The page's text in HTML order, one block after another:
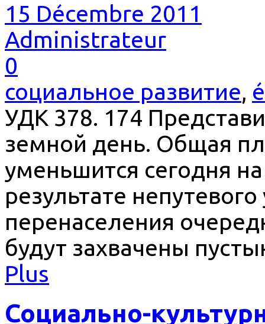
15 Décembre 2011
Administrateur
0
социальное развитие,
УДК 378. 174
земной день. Общая
уменьшится сегодня
результате
перенаселения
будут захвачены
Plus
Социально-